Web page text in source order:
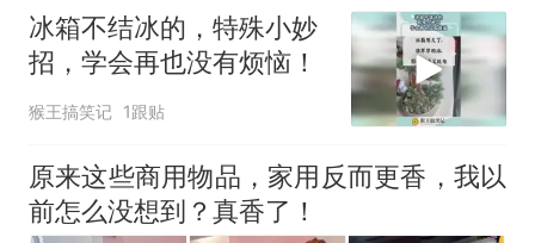
试前13名均遭淘汰？教育局：
已叫停招聘，成立调查组全面
核查
热
那个在床头放菜刀的女孩，
因老师一句“跟我回家”改写了
冰箱不结冰的，特殊小妙
招，学会再也没有烦恼！
猴王搞笑记 1跟贴
原来这些商用物品，家用反而更香，我以
前怎么没想到？真香了！